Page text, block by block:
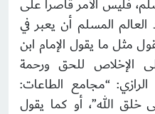
المسلم أن يعبر في
مثل ما يقول الإمام ابن
الإخلاص للحق ورحمة
“مجامع الطاعات:
خلق الله”، أو كما يقول